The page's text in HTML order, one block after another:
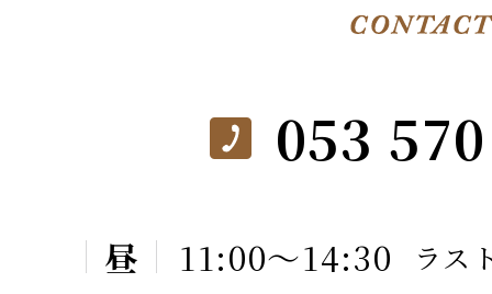
053
昼 11:00〜14:30 ラス